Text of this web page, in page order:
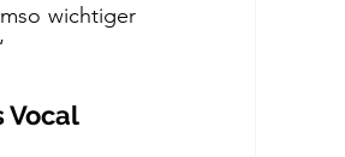
wichtiger
Vocal